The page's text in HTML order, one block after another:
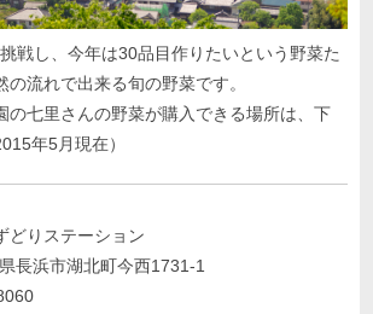
戦し、今年は30品目作りたいという野菜た
の流れで出来る旬の野菜です。
の七里さんの野菜が購入できる場所は、下
年5月現在）
りステーション
長浜市湖北町今西1731-1